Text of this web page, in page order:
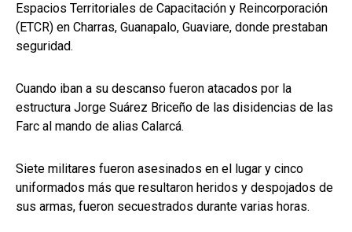
Espacios Territoriales de Capacitación y Reincorporación
(ETCR) en Charras, Guanapalo, Guaviare, donde prestaban
seguridad.
Cuando iban a su descanso fueron atacados por la
estructura Jorge Suárez Briceño de las disidencias de las
Farc al mando de alias Calarcá.
Siete militares fueron asesinados en el lugar y cinco
uniformados más que resultaron heridos y despojados de
sus armas, fueron secuestrados durante varias horas.